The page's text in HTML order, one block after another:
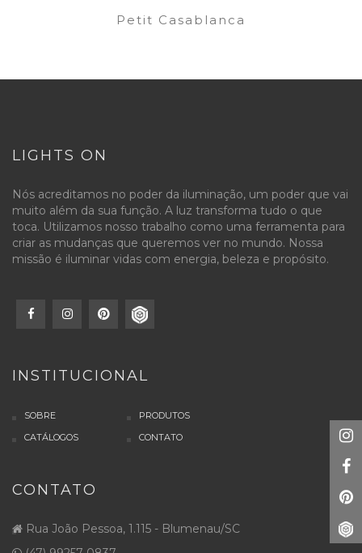
Petit Casablanca
LIGHTS ON
Nós acreditamos no poder da iluminação, um poder que vai
muito além da sua função. A luz transforma tudo o que
toca. Utilizamos nosso trabalho como uma ferramenta para
criar as mudanças que queremos ver no mundo. Nossa
missão é iluminar vidas com energia, beleza e propósito.
INSTITUCIONAL
SOBRE
PRODUTOS
CATÁLOGOS
CONTATO
CONTATO
Rua João Pessoa, 1.115 - Blumenau/SC